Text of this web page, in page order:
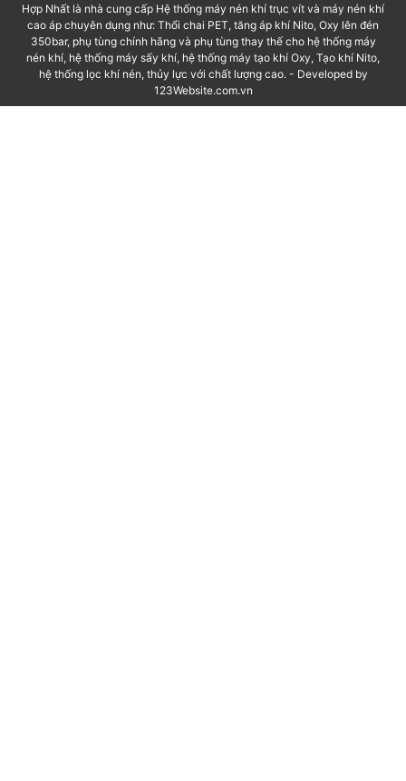
Hợp Nhất là nhà cung cấp Hệ thống máy nén khí trục vít và máy nén khí
cao áp chuyên dụng như: Thổi chai PET, tăng áp khí Nito, Oxy lên đén
350bar, phụ tùng chính hãng và phụ tùng thay thế cho hệ thống máy
nén khí, hệ thống máy sấy khí, hệ thống máy tạo khí Oxy, Tạo khí Nito,
hệ thống lọc khí nén, thủy lực với chất lượng cao. - Developed by
123Website.com.vn